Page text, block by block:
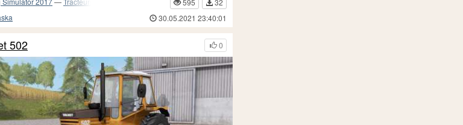
595
32
30.05.2021 23:40:01
0
502